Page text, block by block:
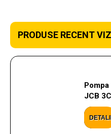
PRODUSE RECENT
JCB